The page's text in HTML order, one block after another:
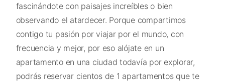
fascinándote con paisajes increíbles o bien
observando el atardecer. Porque compartimos
contigo tu pasión por viajar por el mundo, con
frecuencia y mejor, por eso alójate en un
apartamento en una ciudad todavía por explorar,
podrás reservar cientos de 1 apartamentos que te